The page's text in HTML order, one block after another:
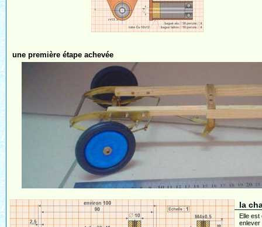
une première étape achevée
la
Elle est